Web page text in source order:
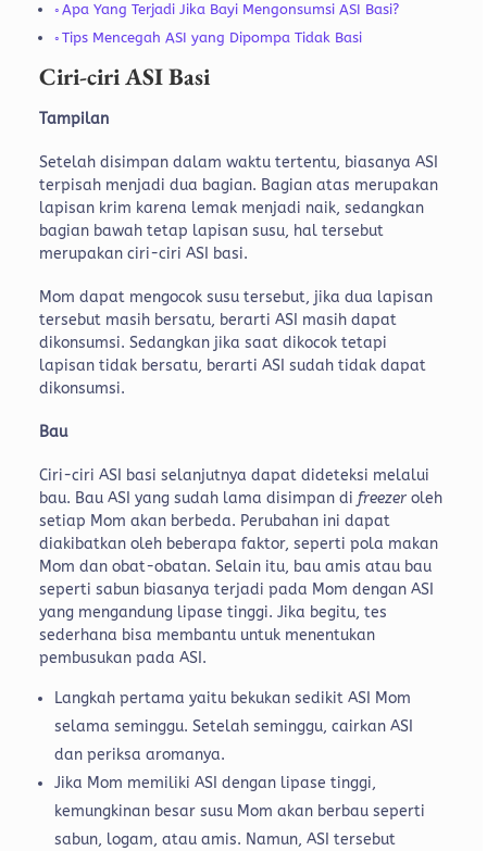
Apa Yang Terjadi Jika Bayi Mengonsumsi ASI Basi?
Tips Mencegah ASI yang Dipompa Tidak Basi
Ciri-ciri ASI Basi
Tampilan
Setelah disimpan dalam waktu tertentu, biasanya ASI
terpisah menjadi dua bagian. Bagian atas merupakan
lapisan krim karena lemak menjadi naik, sedangkan
bagian bawah tetap lapisan susu, hal tersebut
merupakan ciri-ciri ASI basi.
Mom dapat mengocok susu tersebut, jika dua lapisan
tersebut masih bersatu, berarti ASI masih dapat
dikonsumsi. Sedangkan jika saat dikocok tetapi
lapisan tidak bersatu, berarti ASI sudah tidak dapat
dikonsumsi.
Bau
Ciri-ciri ASI basi selanjutnya dapat dideteksi melalui
bau. Bau ASI yang sudah lama disimpan di freezer oleh
setiap Mom akan berbeda. Perubahan ini dapat
diakibatkan oleh beberapa faktor, seperti pola makan
Mom dan obat-obatan. Selain itu, bau amis atau bau
seperti sabun biasanya terjadi pada Mom dengan ASI
yang mengandung lipase tinggi. Jika begitu, tes
sederhana bisa membantu untuk menentukan
pembusukan pada ASI.
Langkah pertama yaitu bekukan sedikit ASI Mom
selama seminggu. Setelah seminggu, cairkan ASI
dan periksa aromanya.
Jika Mom memiliki ASI dengan lipase tinggi,
kemungkinan besar susu Mom akan berbau seperti
sabun, logam, atau amis. Namun, ASI tersebut